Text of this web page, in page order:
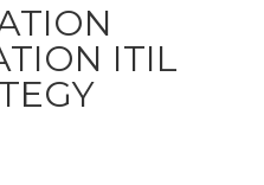
ITIL